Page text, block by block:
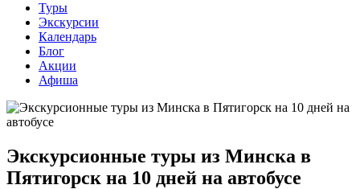
Туры
Экскурсии
Календарь
Блог
Акции
Афиша
Экскурсионные туры из Минска в
Пятигорск на 10 дней на автобусе